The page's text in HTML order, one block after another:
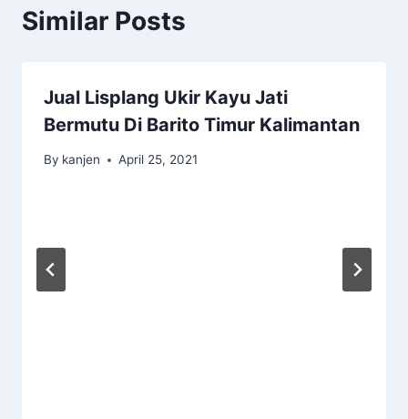
Similar Posts
Jual Lisplang Ukir Kayu Jati
Bermutu Di Barito Timur Kalimantan
By kanjen April 25, 2021